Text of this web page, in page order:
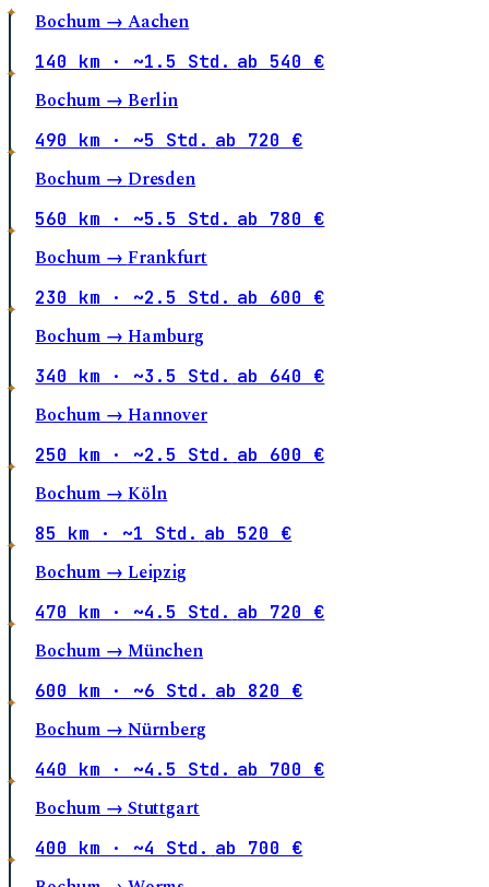
Bochum →Aachen
140 km · ~1.5 Std. ab 540 €
Bochum →Berlin
490 km · ~5 Std. ab 720 €
Bochum →Dresden
560 km · ~5.5 Std. ab 780 €
Bochum →Frankfurt
230 km · ~2.5 Std. ab 600 €
Bochum →Hamburg
340 km · ~3.5 Std. ab 640 €
Bochum →Hannover
250 km · ~2.5 Std. ab 600 €
Bochum →Köln
85 km · ~1 Std. ab 520 €
Bochum →Leipzig
470 km · ~4.5 Std. ab 720 €
Bochum →München
600 km · ~6 Std. ab 820 €
Bochum →Nürnberg
440 km · ~4.5 Std. ab 700 €
Bochum →Stuttgart
400 km · ~4 Std. ab 700 €